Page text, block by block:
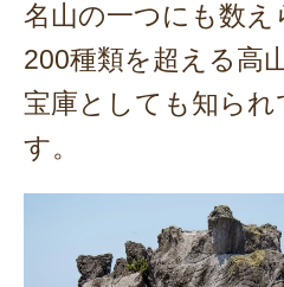
名山の一つにも数え
200種類を超える高
宝庫としても知られ
す。